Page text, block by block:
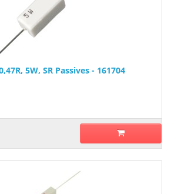
5W, SR Passives - 161704